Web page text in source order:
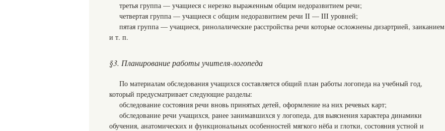
третья группа — учащиеся с нерезко выраженным общим недоразвитием речи;
четвертая группа — учащиеся с общим недоразвитием речи II — III уровней;
пятая группа — учащиеся, ринолалические расстройства речи которые осложнены дизартрией, заиканием
и т. п.
§3. Планирование работы учителя-логопеда
По материалам обследования учащихся составляется общий план работы логопеда на учебный год,
который предусматривает следующие разделы:
обследование состояния речи вновь принятых детей, оформление на них речевых карт;
обследование речи учащихся, ранее занимавшихся у логопеда, для выяснения характера динамики
обучения, анатомических и функциональных особенностей мягкого нёба и глотки, состояния устной и